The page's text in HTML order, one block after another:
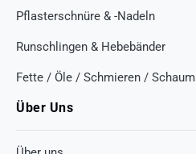
Pflasterschnüre & -Nadeln
Runschlingen & Hebebänder
Fette / Öle / Schmieren / Schaum
Über Uns